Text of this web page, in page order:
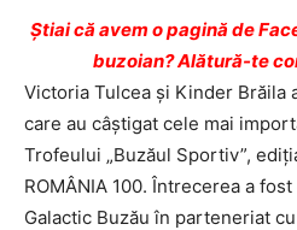
Ştiai că avem o pagină de
buzoian? Alătură-te
Victoria Tulcea și Kinder Brăila
care au câștigat cele mai
Trofeului „Buzăul Sportiv”,
ROMÂNIA 100. Întrecerea a
Galactic Buzău în parteneriat